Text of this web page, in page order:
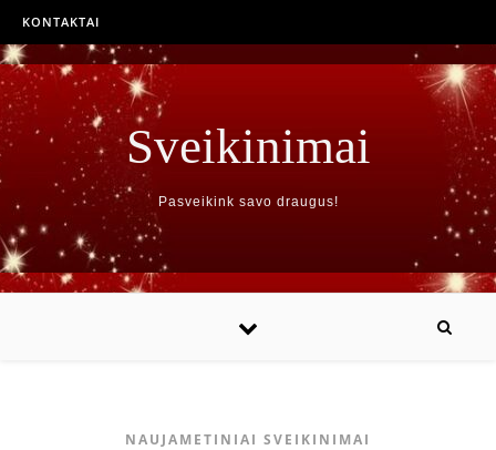
KONTAKTAI
Sveikinimai
Pasveikink savo draugus!
NAUJAMETINIAI SVEIKINIMAI